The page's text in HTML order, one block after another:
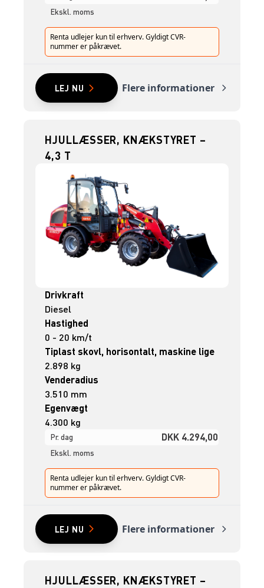
Ekskl. moms
Renta udlejer kun til erhverv. Gyldigt CVR-
nummer er påkrævet.
LEJ NU Flere informationer
HJULLÆSSER, KNÆKSTYRET –
4,3 T
Drivkraft
Diesel
Hastighed
0 - 20 km/t
Tiplast skovl, horisontalt, maskine lige
2.898 kg
Venderadius
3.510 mm
Egenvægt
4.300 kg
Pr. dag DKK 4.294,00
Ekskl. moms
Renta udlejer kun til erhverv. Gyldigt CVR-
nummer er påkrævet.
LEJ NU Flere informationer
HJULLÆSSER, KNÆKSTYRET –